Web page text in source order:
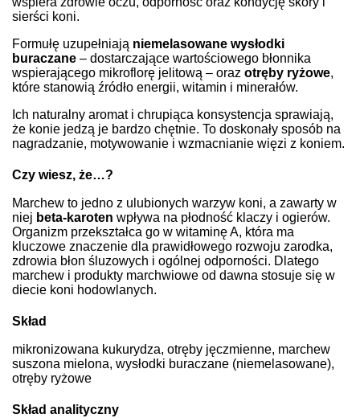
sierści koni.
Formułę uzupełniają niemelasowane wysłodki
buraczane – dostarczające wartościowego błonnika
wspierającego mikroflorę jelitową – oraz otręby ryżowe,
które stanowią źródło energii, witamin i minerałów.
Ich naturalny aromat i chrupiąca konsystencja sprawiają,
że konie jedzą je bardzo chętnie. To doskonały sposób na
nagradzanie, motywowanie i wzmacnianie więzi z koniem.
Czy wiesz, że…?
Marchew to jedno z ulubionych warzyw koni, a zawarty w
niej beta-karoten wpływa na płodność klaczy i ogierów.
Organizm przekształca go w witaminę A, która ma
kluczowe znaczenie dla prawidłowego rozwoju zarodka,
zdrowia błon śluzowych i ogólnej odporności. Dlatego
marchew i produkty marchwiowe od dawna stosuje się w
diecie koni hodowlanych.
Skład
mikronizowana kukurydza, otręby jęczmienne, marchew
suszona mielona, wysłodki buraczane (niemelasowane),
otręby ryżowe
Skład analityczny